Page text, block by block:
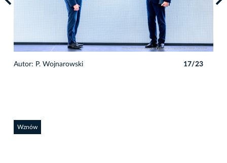
Autor: P. Wojnarowski 17/23
Wznów